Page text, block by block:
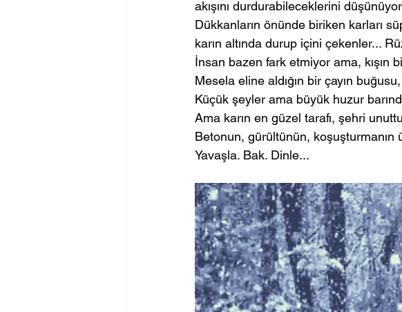
akışını durdurabileceklerini
Dükkanların önünde biriken karları
karın altında durup içini çekenler...
İnsan bazen fark etmiyor ama, kışın
Mesela eline aldığın bir çayın
Küçük şeyler ama büyük huzur
Ama karın en güzel tarafı, şehri
Betonun, gürültünün, koşuşturmanın
Yavaşla. Bak. Dinle...